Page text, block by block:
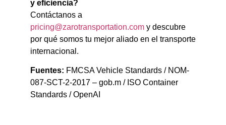
y eficiencia?
Contáctanos a
pricing@zarotransportation.com y descubre
por qué somos tu mejor aliado en el transporte
internacional.
Fuentes: FMCSA Vehicle Standards / NOM-
087-SCT-2-2017 – gob.m / ISO Container
Standards / OpenAI